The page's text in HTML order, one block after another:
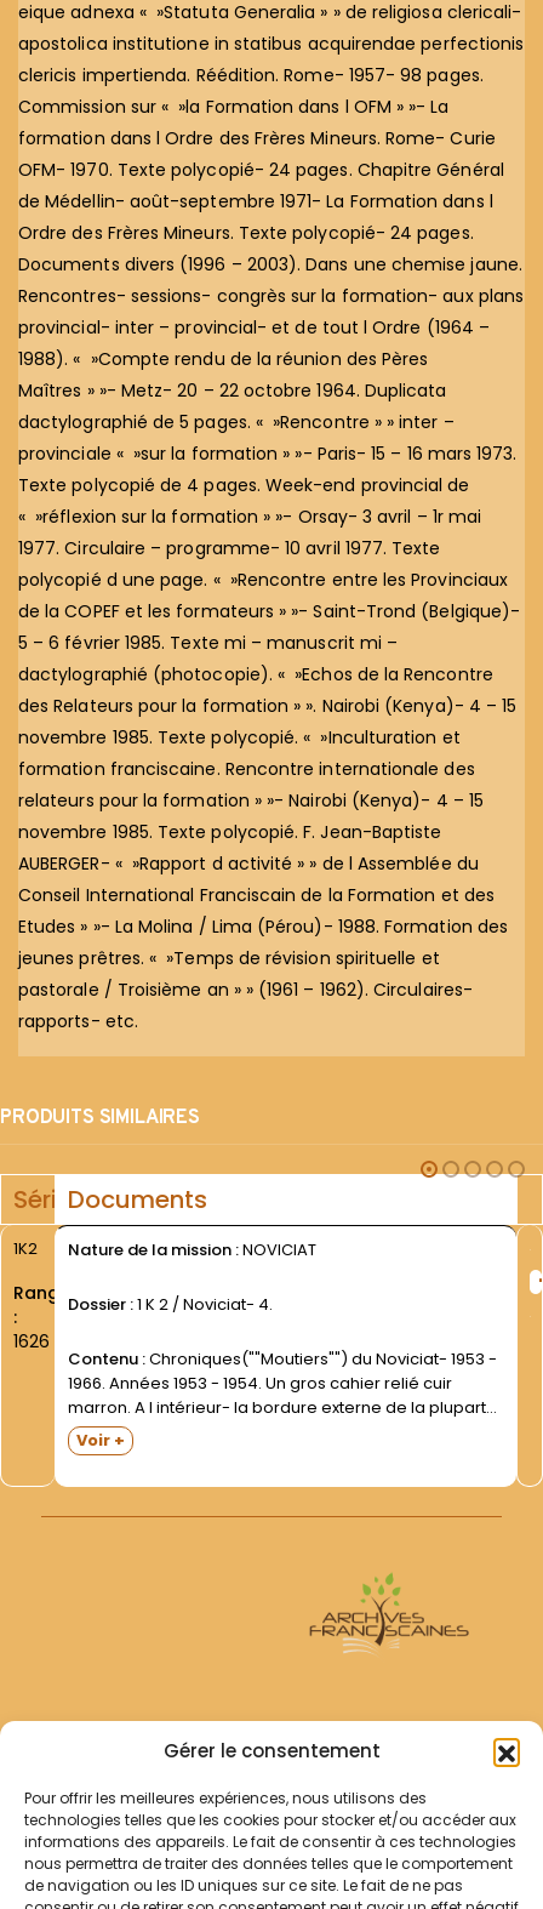
Gérer le consentement
Pour offrir les meilleures expériences, nous utilisons des
technologies telles que les cookies pour stocker et/ou accéder aux
informations des appareils. Le fait de consentir à ces technologies
nous permettra de traiter des données telles que le comportement
de navigation ou les ID uniques sur ce site. Le fait de ne pas
eique adnexa « »Statuta Generalia » » de religiosa clericali-
apostolica institutione in statibus acquirendae perfectionis
clericis impertienda. Réédition. Rome- 1957- 98 pages.
Commission sur « »la Formation dans l OFM » »- La
formation dans l Ordre des Frères Mineurs. Rome- Curie
OFM- 1970. Texte polycopié- 24 pages. Chapitre Général
de Médellin- août-septembre 1971- La Formation dans l
Ordre des Frères Mineurs. Texte polycopié- 24 pages.
Documents divers (1996 – 2003). Dans une chemise jaune.
Rencontres- sessions- congrès sur la formation- aux plans
provincial- inter – provincial- et de tout l Ordre (1964 –
1988). « »Compte rendu de la réunion des Pères
Maîtres » »- Metz- 20 – 22 octobre 1964. Duplicata
dactylographié de 5 pages. « »Rencontre » » inter –
provinciale « »sur la formation » »- Paris- 15 – 16 mars 1973.
Texte polycopié de 4 pages. Week-end provincial de
« »réflexion sur la formation » »- Orsay- 3 avril – 1r mai
1977. Circulaire – programme- 10 avril 1977. Texte
polycopié d une page. « »Rencontre entre les Provinciaux
de la COPEF et les formateurs » »- Saint-Trond (Belgique)-
5 – 6 février 1985. Texte mi – manuscrit mi –
dactylographié (photocopie). « »Echos de la Rencontre
des Relateurs pour la formation » ». Nairobi (Kenya)- 4 – 15
novembre 1985. Texte polycopié. « »Inculturation et
formation franciscaine. Rencontre internationale des
relateurs pour la formation » »- Nairobi (Kenya)- 4 – 15
novembre 1985. Texte polycopié. F. Jean-Baptiste
AUBERGER- « »Rapport d activité » » de l Assemblée du
Conseil International Franciscain de la Formation et des
Etudes » »- La Molina / Lima (Pérou)- 1988. Formation des
jeunes prêtres. « »Temps de révision spirituelle et
pastorale / Troisième an » » (1961 – 1962). Circulaires-
rapports- etc.
PRODUITS SIMILAIRES
SérieDocuments
1K2
Rang
:
1626
Nature de la mission :NOVICIAT
Dossier :1 K 2 / Noviciat- 4.
Contenu :Chroniques(""Moutiers"") du Noviciat- 1953 -
1966. Années 1953 - 1954. Un gros cahier relié cuir
marron. A l intérieur- la bordure externe de la plupart
des pages (en papier fort) porte des traces plus ou
moins prononcées de brûlures (début...
Voir +
Archives Franciscaines
RECHERCHER
Comment chercher ?
Les archives